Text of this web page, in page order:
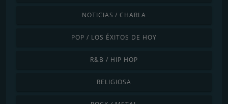
NOTICIAS / CHARLA
POP / LOS ÉXITOS DE HOY
R&B / HIP HOP
RELIGIOSA